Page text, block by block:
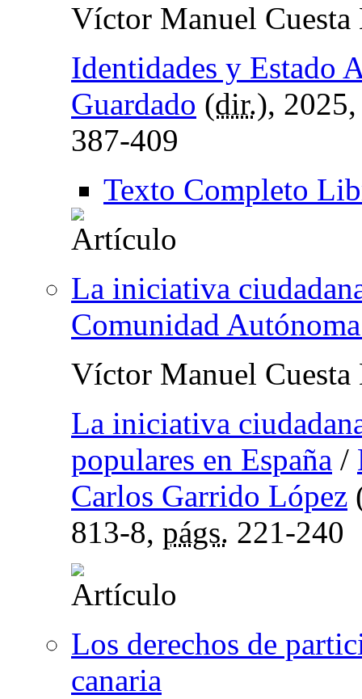
Víctor Manuel Cuesta
Identidades y Estado
Guardado (dir.),
387-409
Texto Completo
La iniciativa
Comunidad
Víctor Manuel Cuesta
La iniciativa
populares en España /
Carlos Garrido López
813-8, págs. 221-240
Los derechos de
canaria